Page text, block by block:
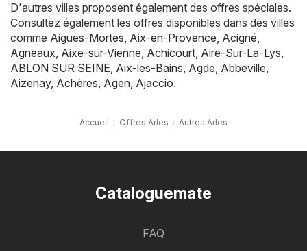
D'autres villes proposent également des offres spéciales.
Consultez également les offres disponibles dans des villes
comme Aigues-Mortes, Aix-en-Provence, Acigné,
Agneaux, Aixe-sur-Vienne, Achicourt, Aire-Sur-La-Lys,
ABLON SUR SEINE, Aix-les-Bains, Agde, Abbeville,
Aizenay, Achères, Agen, Ajaccio.
Accueil Offres Arles Autres Arles
Cataloguemate
FAQ